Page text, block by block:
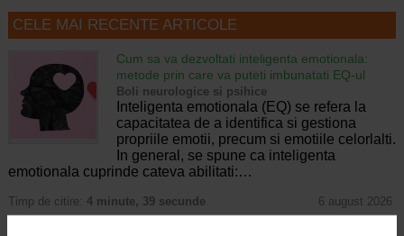
CELE MAI RECENTE ARTICOLE
Cum sa va dezvoltati inteligenta emotionala:
metode prin care va puteti imbunatati EQ-ul
Boli neurologice si psihice
Inteligenta emotionala (EQ) se refera la
capacitatea de a identifica si gestiona
propriile emotii, precum si emotiile celorlalti.
In general, se spune ca inteligenta
emotionala cuprinde cateva abilitati:…
Timp de citire: 4 minute, 39 secunde 6 august 2026